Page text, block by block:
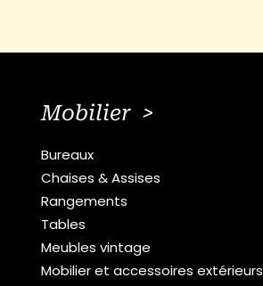
Mobilier >
Bureaux
Chaises & Assises
Rangements
Tables
Meubles vintage
Mobilier et accessoires extérieurs